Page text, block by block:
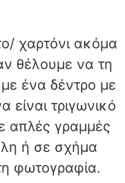
χαρτόνι ακόμα
θέλουμε να τη
ένα δέντρο με
είναι τριγωνικό
απλές γραμμές
ή σε σχήμα
φωτογραφία.